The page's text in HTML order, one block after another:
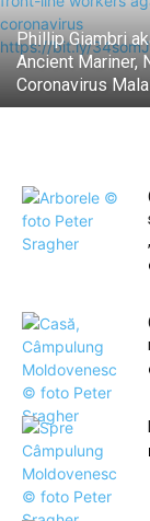
Scriitorilor
România
Phillip Giambri
Ancient Mariner,
Coronavirus